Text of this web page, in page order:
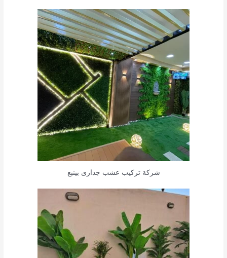
شركة تركيب عشب جدارى بينبع